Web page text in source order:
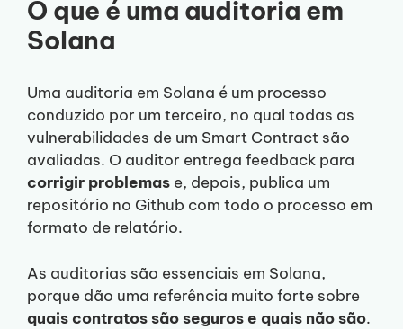
O que é uma auditoria em
Solana
Uma auditoria em Solana é um processo
conduzido por um terceiro, no qual todas as
vulnerabilidades de um Smart Contract são
avaliadas. O auditor entrega feedback para
corrigir problemas e, depois, publica um
repositório no Github com todo o processo em
formato de relatório.
As auditorias são essenciais em Solana,
porque dão uma referência muito forte sobre
quais contratos são seguros e quais não são.